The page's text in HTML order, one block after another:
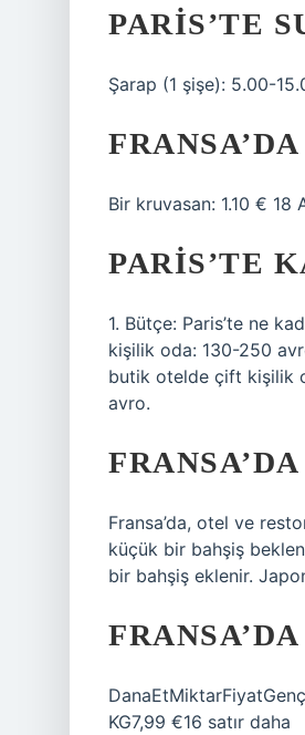
PARIS’TE
Şarap (1 şişe): 5.00-
Bir kruvasan: 1.10 € 18
PARIS’TE
1. Bütçe: Paris’te ne
kişilik oda: 130-250
butik otelde çift kişilik
avro.
Fransa’da, otel ve
küçük bir bahşiş
bir bahşiş eklenir.
KG7,99 €16 satır daha